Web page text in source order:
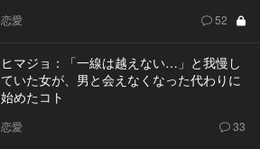
恋愛 52
ヒマジョ：「一線は越えない…」と我慢し
ていた女が、男と会えなくなった代わりに
始めたコト
恋愛 33